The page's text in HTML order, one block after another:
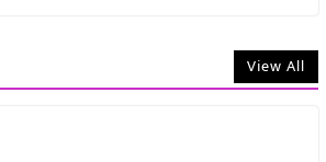
View All